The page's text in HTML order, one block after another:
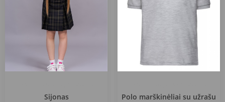
Sijonas Polo marškinėliai su užrašu